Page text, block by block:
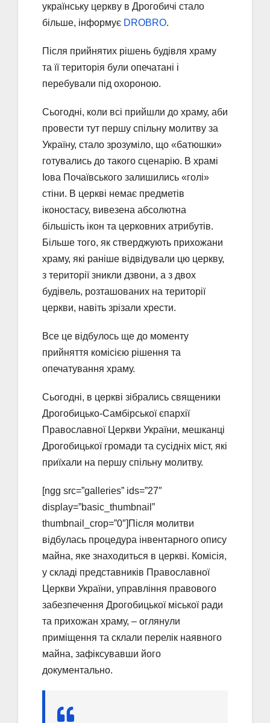
українську церкву в Дрогобичі стало
більше, інформує DROBRO.
Після прийнятих рішень будівля храму
та її територія були опечатані і
перебували під охороною.
Сьогодні, коли всі прийшли до храму, аби
провести тут першу спільну молитву за
Україну, стало зрозуміло, що «батюшки»
готувались до такого сценарію. В храмі
Іова Почаївського залишились «голі»
стіни. В церкві немає предметів
іконостасу, вивезена абсолютна
більшість ікон та церковних атрибутів.
Більше того, як стверджують прихожани
храму, які раніше відвідували цю церкву,
з території зникли дзвони, а з двох
будівель, розташованих на території
церкви, навіть зрізали хрести.
Все це відбулось ще до моменту
прийняття комісією рішення та
опечатування храму.
Сьогодні, в церкві зібрались священики
Дрогобицько-Самбірської єпархії
Православної Церкви України, мешканці
Дрогобицької громади та сусідніх міст, які
приїхали на першу спільну молитву.
[ngg src=”galleries” ids=”27″
display=”basic_thumbnail”
thumbnail_crop=”0″]Після молитви
відбулась процедура інвентарного опису
майна, яке знаходиться в церкві. Комісія,
у складі представників Православної
Церкви України, управління правового
забезпечення Дрогобицької міської ради
та прихожан храму, – оглянули
приміщення та склали перелік наявного
майна, зафіксувавши його
документально.